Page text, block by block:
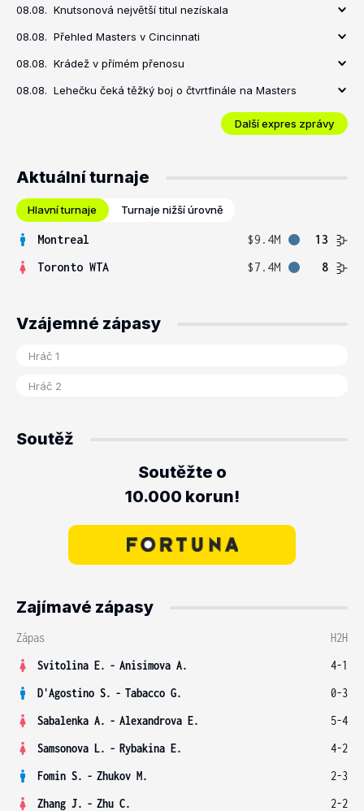
08.08. Knutsonová největší titul nezískala
08.08. Přehled Masters v Cincinnati
08.08. Krádež v přímém přenosu
08.08. Lehečku čeká těžký boj o čtvrtfinále na Masters
Další expres zprávy
Aktuální turnaje
Hlavní turnaje Turnaje nižší úrovně
Montreal $9.4M
13
Toronto WTA
$7.4M 8
Vzájemné zápasy
Soutěž
Soutěžte o
10.000 korun!
Zajímavé zápasy
Zápas
H2H
Svitolina E. - Anisimova A.
4-1
D'Agostino S. - Tabacco G.
0-3
Sabalenka A. - Alexandrova E.
5-4
Samsonova L. - Rybakina E.
4-2
Fomin S. - Zhukov M.
2-3
Zhang J. - Zhu C. 2-2